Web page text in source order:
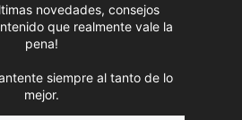
novedades, consejos
que realmente vale la
pena!
siempre al tanto de lo
mejor.